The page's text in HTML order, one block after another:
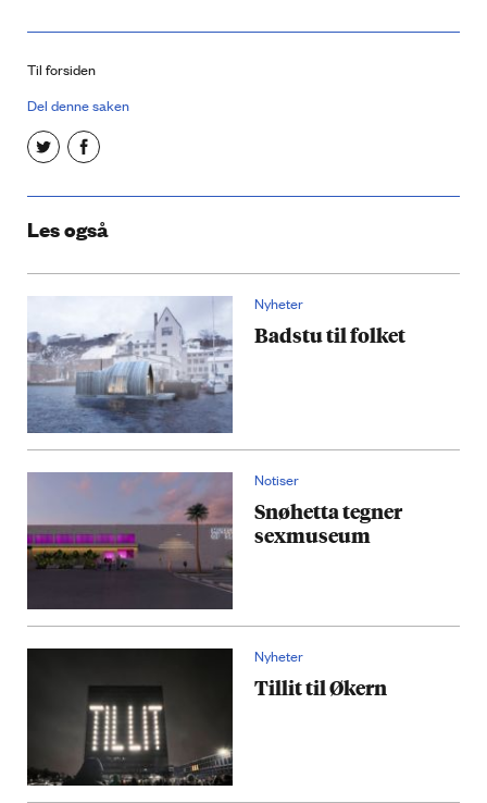
Til forsiden
Del denne saken
Les også
Nyheter
Badstu til folket
Notiser
Snøhetta tegner
sexmuseum
Nyheter
Tillit til Økern